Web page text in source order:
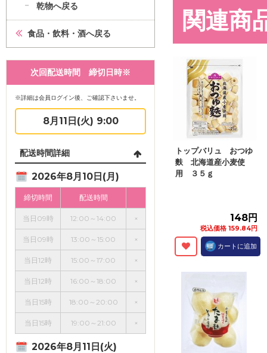
乾物へ戻る
食品・飲料・酒へ戻る
次回配送時間 締切日時※
※詳細は会員ログイン後、ご確認下さいませ。
8月11日(火) 9:00
配送時間詳細
2026年8月10日(月)
締切時間 配送時間
当日09時 12:00～14:00 ×
当日09時 13:00～15:00 ×
当日12時 15:00～17:00 ×
当日12時 16:00～18:00 ×
当日15時 18:00～20:00 ×
当日15時 19:00～21:00 ×
2026年8月11日(火)
関連商
トップバリュ おつゆ
麩 北海道産小麦使
用 ３５ｇ
148円
税込価格 159.84円
カートに追加